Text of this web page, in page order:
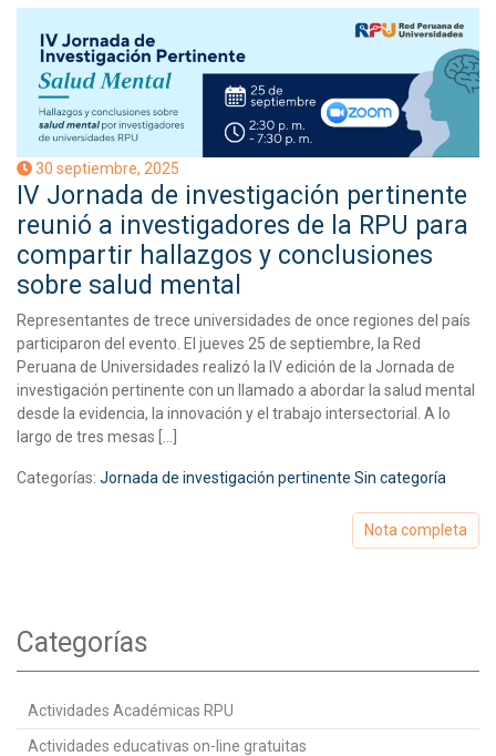
30 septiembre, 2025
IV Jornada de investigación pertinente
reunió a investigadores de la RPU para
compartir hallazgos y conclusiones
sobre salud mental
Representantes de trece universidades de once regiones del país
participaron del evento. El jueves 25 de septiembre, la Red
Peruana de Universidades realizó la IV edición de la Jornada de
investigación pertinente con un llamado a abordar la salud mental
desde la evidencia, la innovación y el trabajo intersectorial. A lo
largo de tres mesas […]
Categorías: Jornada de investigación pertinente Sin categoría
Nota completa
Categorías
Actividades Académicas RPU
Actividades educativas on-line gratuitas